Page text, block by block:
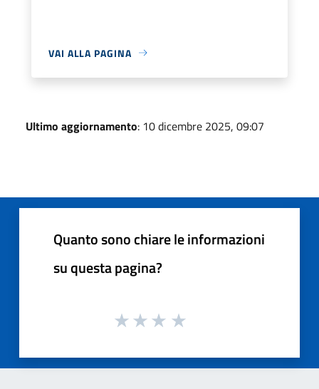
VAI ALLA PAGINA
Ultimo aggiornamento: 10 dicembre 2025, 09:07
Quanto sono chiare le informazioni
su questa pagina?